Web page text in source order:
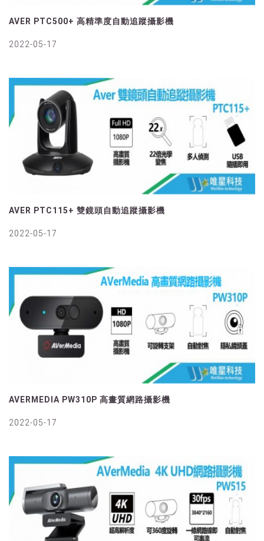
AVER PTC500+ 高精準度自動追蹤攝影機
2022-05-17
AVER PTC115+ 雙鏡頭自動追蹤攝影機
2022-05-17
AVERMEDIA PW310P 高畫質網路攝影機
2022-05-17